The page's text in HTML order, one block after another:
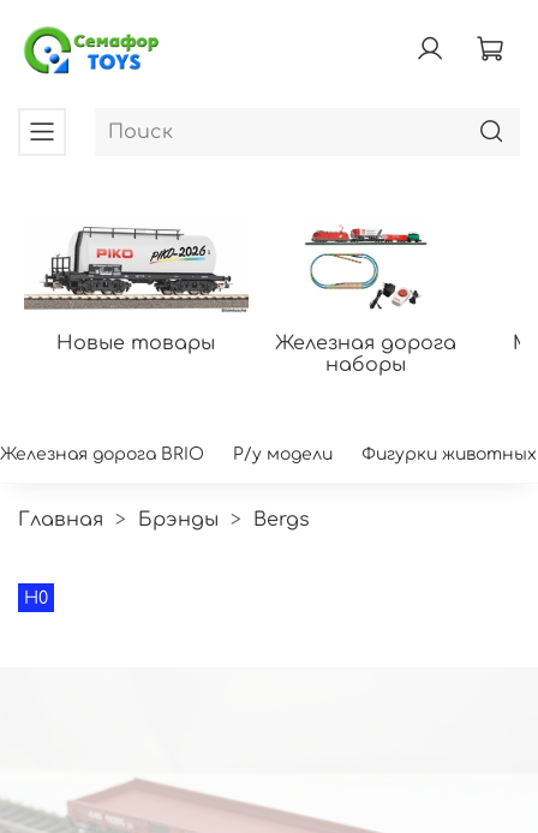
Новые товары
Железная дорога
наборы
Железная дорога BRIO Р/у модели Фигурки животных
Главная Брэнды Bergs
H0